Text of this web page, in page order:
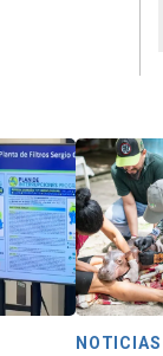
NOTICIAS